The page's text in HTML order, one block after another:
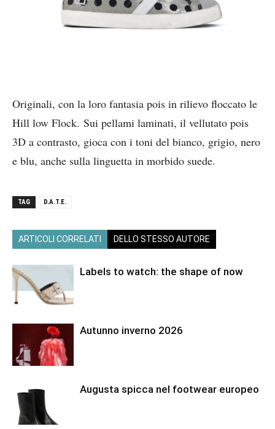
Originali, con la loro fantasia pois in rilievo floccato le
Hill low Flock. Sui pellami laminati, il vellutato pois
3D a contrasto, gioca con i toni del bianco, grigio, nero
e blu, anche sulla linguetta in morbido suede.
TAG D.A.T.E.
ARTICOLI CORRELATI DELLO STESSO AUTORE
Labels to watch: the shape of now
Autunno inverno 2026
Augusta spicca nel footwear europeo